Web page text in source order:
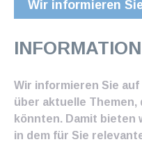
Wir informieren
Wir informieren Sie
über aktuelle Themen,
könnten. Damit bieten
in dem für Sie